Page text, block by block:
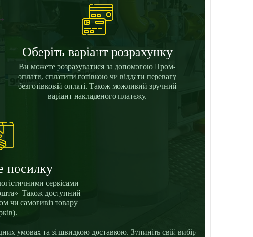
Оберіть варіант розрахунку
Ви можете розрахуватися за допомогою Пром-
оплати, сплатити готівкою чи віддати перевагу
безготівковій оплаті. Також можливий зручний
варіант накладеного платежу.
посилку
сервісами
Також доступний
чи самовивіз товару
умовах та зі швидкою доставкою. Зупиніть свій вибір